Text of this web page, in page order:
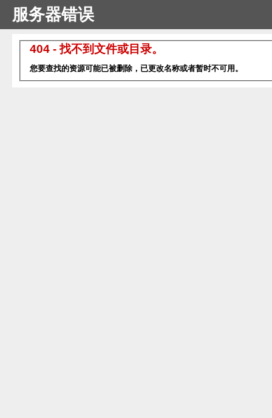
服务器错误
404 - 找不到文件或目录。
您要查找的资源可能已被删除，已更改名称或者暂时不可用。